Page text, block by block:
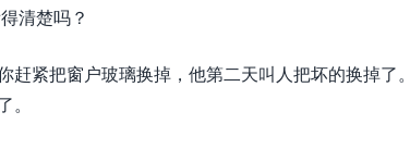
清楚吗？
赶紧把窗户玻璃换掉，他第二天叫人把坏的换掉了
。